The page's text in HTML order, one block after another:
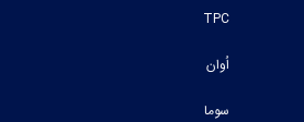
TPC
اُوان
سوما